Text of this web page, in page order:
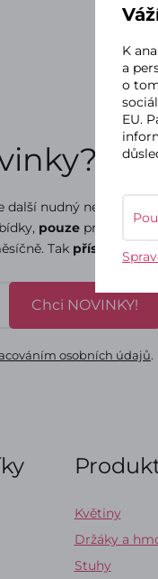
další nudný newsletter.
pouze pro
Tak přísaháme!
Chci NOVINKY!
osobních údajů.
Květiny
Držáky a
Stuhy
K
a
o
EU.